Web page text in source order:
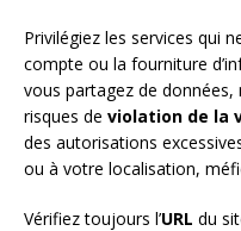
Privilégiez les services qui
compte ou la fourniture
vous partagez de
risques de violation de la
des autorisations
ou à votre localisation,
Vérifiez toujours l’URL du